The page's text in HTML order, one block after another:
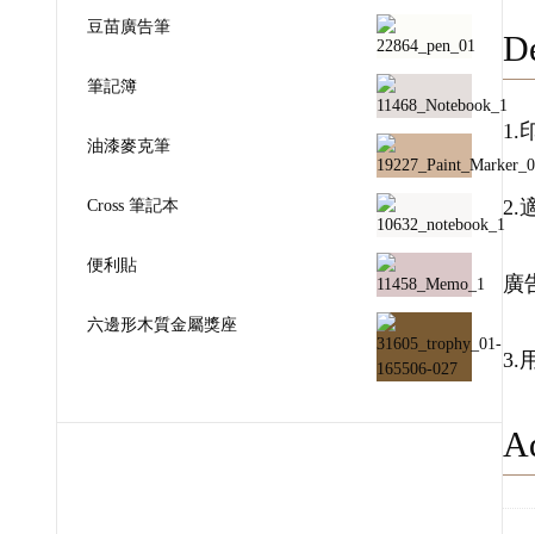
1.
2.
廣
3.
豆苗廣告筆
筆記簿
油漆麥克筆
Cross 筆記本
便利貼
六邊形木質金屬獎座